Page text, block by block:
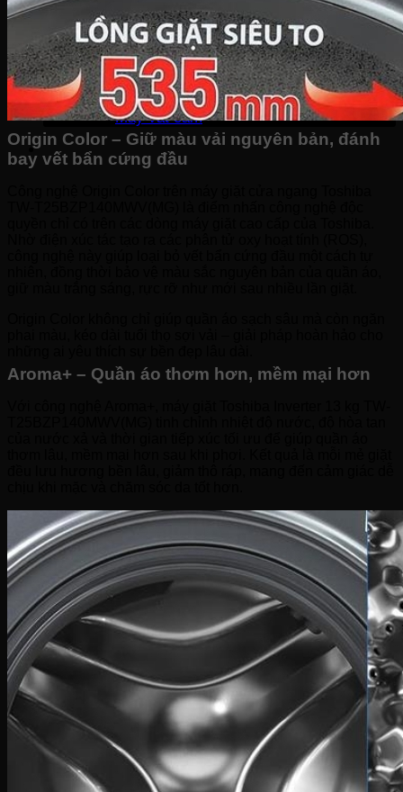
Sinh tố-Ép-Trộn
Máy xay sinh tố
Máy ép hoa quả
Máy làm sữa đậu nành
Máy làm sữa chua
Máy pha cafe
Máy vắt cam
Origin Color – Giữ màu vải nguyên bản, đánh
bay vết bẩn cứng đầu
Aroma+ – Quần áo thơm hơn, mềm mại hơn